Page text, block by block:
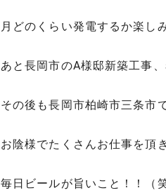
月どのくらい発電するか楽し
あと長岡市のA様邸新築工事
その後も長岡市柏崎市三条市
お陰様でたくさんお仕事を頂
毎日ビールが旨いこと！！（笑